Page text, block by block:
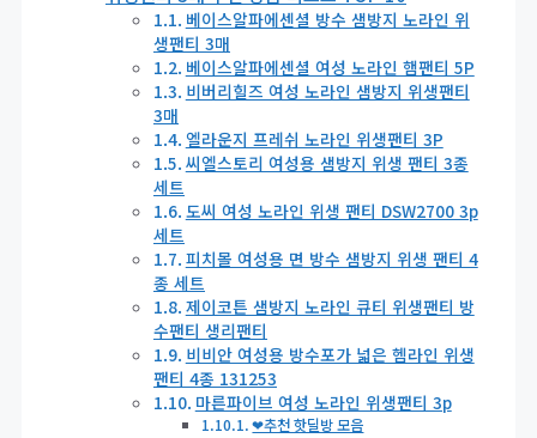
베이스알파에센셜 방수 샘방지 노라인 위
생팬티 3매
베이스알파에센셜 여성 노라인 햄팬티 5P
비버리힐즈 여성 노라인 샘방지 위생팬티
3매
엘라운지 프레쉬 노라인 위생팬티 3P
씨엘스토리 여성용 샘방지 위생 팬티 3종
세트
도씨 여성 노라인 위생 팬티 DSW2700 3p
세트
피치몰 여성용 면 방수 샘방지 위생 팬티 4
종 세트
제이코튼 샘방지 노라인 큐티 위생팬티 방
수팬티 생리팬티
비비안 여성용 방수포가 넓은 헴라인 위생
팬티 4종 131253
마른파이브 여성 노라인 위생팬티 3p
❤추천 핫딜방 모음